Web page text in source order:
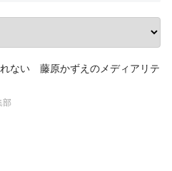
ない 藤原かずえのメディアリテ
部